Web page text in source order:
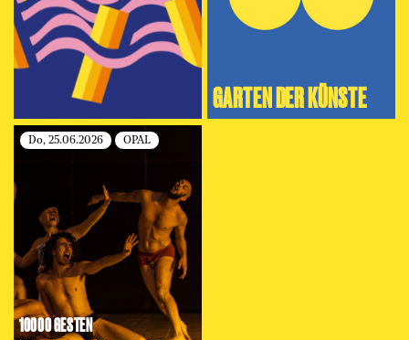
GARTEN DER KÜNSTE
Do, 25.06.2026 OPAL
10000 GESTEN